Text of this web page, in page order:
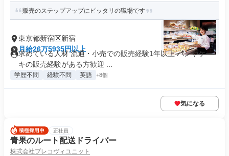
販売のステップアップにピッタリの職場です
東京都新宿区新宿
月給26万5935円以上
求めている人材 流通・小売での販売経験1年以上 パンやケー
キの販売経験がある方歓迎 ...
学歴不問 経験不問 英語 +8個
気になる
正社員
青果のルート配送ドライバー
株式会社プレコヴィユニット